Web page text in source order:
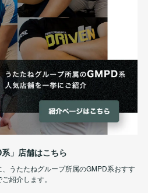
系」店舗はこちら
うたたねグループ所属のGMPD系おすす
紹介します。